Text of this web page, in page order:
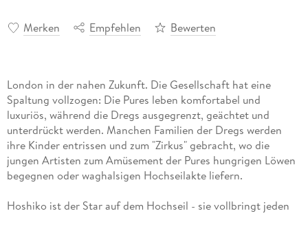
Merken Empfehlen Bewerten
London in der nahen Zukunft. Die Gesellschaft hat eine
Spaltung vollzogen: Die Pures leben komfortabel und
luxuriös, während die Dregs ausgegrenzt, geächtet und
unterdrückt werden. Manchen Familien der Dregs werden
ihre Kinder entrissen und zum "Zirkus" gebracht, wo die
jungen Artisten zum Amüsement der Pures hungrigen Löwen
begegnen oder waghalsigen Hochseilakte liefern.
Hoshiko ist der Star auf dem Hochseil - sie vollbringt jeden